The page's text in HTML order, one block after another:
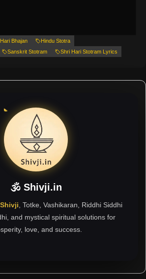
Hari Bhajan
Hindu Stotra
Sanskrit Stotram
Shri Hari Stotram Lyrics
🕉 Shivji.in
Shivji, Totke, Vashikaran, Riddhi Siddhi
and mystical spiritual solutions for
love, and success.